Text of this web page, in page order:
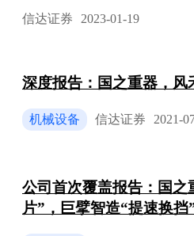
信达证券 2023-01-19
深度报告：国之重器，风
机械设备 信达证券 2021-
公司首次覆盖报告：国之
片”，巨擘智造“提速换挡